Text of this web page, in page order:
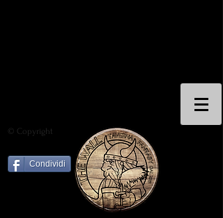
© Copyright
Condividi